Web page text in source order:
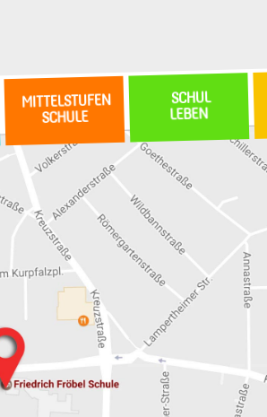
MITTELSTUFEN
SCHULE
SCHUL
LEBEN